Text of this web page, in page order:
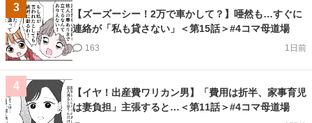
3
【ズーズーシー！2万で車かして？】唖然も…すぐに
連絡が「私も貸さない」＜第15話＞#4コマ母道場
1日前
163
4
【イヤ！出産費ワリカン男】「費用は折半、家事育児
は妻負担」主張すると…＜第11話＞#4コマ母道場